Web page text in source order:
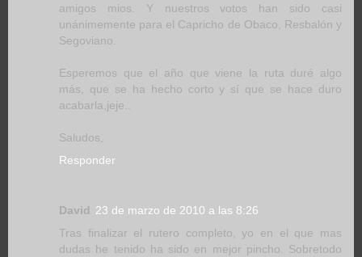
amigos mios. Y nuestros votos han sido casi
unánimemente para el Capricho de Obaco, Resbalón y
Segoviano.
Esperemos que el año que viene la ruta duré algo
más, que se ha hecho corto y sí que se hace duro
acabarla,jeje..
Saludos,
Responder
David 23 de marzo de 2010 a las 8:26
Tras finalizar el rutero completo, yo en el que mas
dudas he tenido ha sido en mejor pincho. Sobretodo